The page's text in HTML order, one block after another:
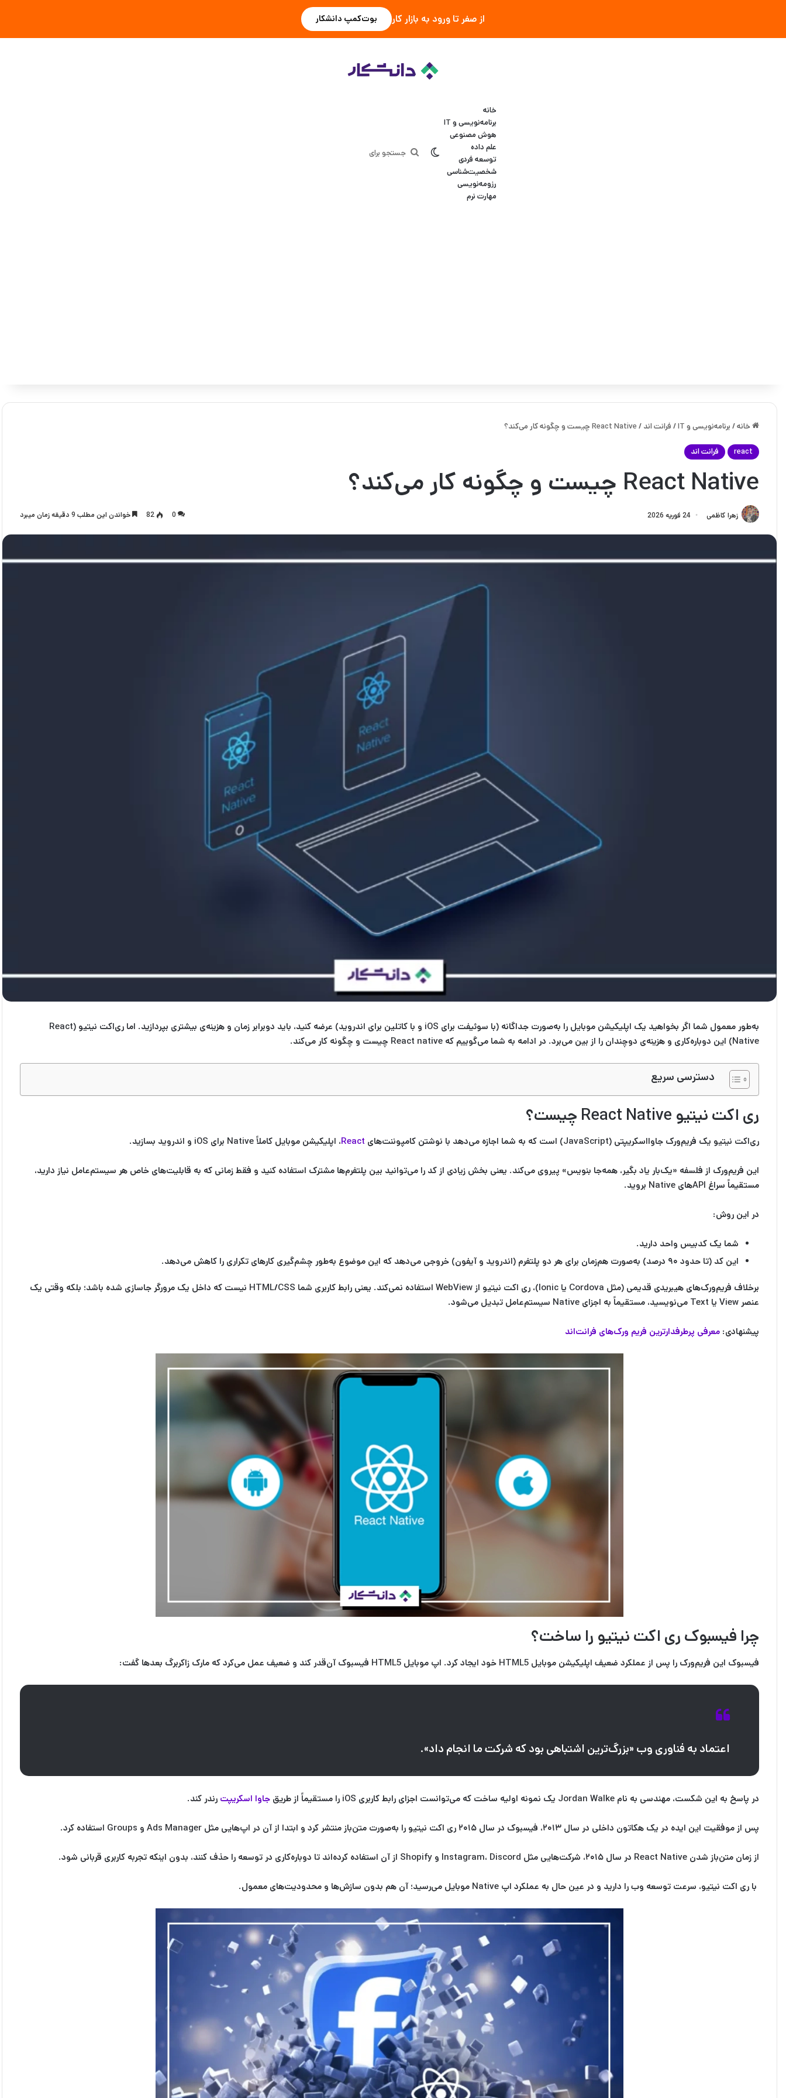
از صفر تا ورود به بازار کار بوت‌کمپ دانشکار
خانه
برنامه‌نویسی و IT
هوش مصنوعی
علم داده
توسعه فردی
شخصیت‌شناسی
رزومه‌نویسی
مهارت نرم
تغییر پوسته
جستجو
خانه/ برنامه‌نویسی و IT / فرانت اند / React Native چیست و چگونه کار می‌کند؟
react فرانت اند
React Native چیست و چگونه کار می‌کند؟
زهرا کاظمی 24 فوریه 2026 0
82 خواندن این مطلب 9 دقیقه زمان میبرد
به‌طور معمول شما اگر بخواهید یک اپلیکیشن موبایل را به‌صورت جداگانه (با سوئیفت برای iOS و با کاتلین برای اندروید) عرضه کنید، باید دوبرابر زمان و هزینه‌ی بیشتری بپردازید. اما ری‌اکت نیتیو (
React
Native) این دوباره‌کاری و هزینه‌ی دوچندان را از بین می‌برد. در ادامه به شما می‌‌گوییم که React native چیست و چگونه کار می‌کند.
دسترسی سریع
ری‌ اکت نیتیو React Native چیست؟
ری‌اکت نیتیو یک فریم‌ورک جاوااسکریپتی (JavaScript) است که به شما اجازه می‌دهد با نوشتن کامپوننت‌های React، اپلیکیشن موبایل کاملاً Native برای iOS و اندروید بسازید.
این فریم‌ورک از فلسفه «یک‌بار یاد بگیر، همه‌جا بنویس» پیروی می‌کند. یعنی بخش زیادی از کد را می‌توانید بین پلتفرم‌ها مشترک استفاده کنید و فقط زمانی که به قابلیت‌های خاص هر سیستم‌عامل نیاز دارید،
مستقیماً سراغ APIهای Native بروید.
در این روش:
شما یک کدبیس واحد دارید.
این کد (تا حدود ۹۰ درصد) به‌صورت هم‌زمان برای هر دو پلتفرم (اندروید و آیفون) خروجی می‌دهد که این موضوع به‌طور چشم‌گیری کارهای تکراری را کاهش می‌دهد.
برخلاف فریم‌ورک‌های هیبریدی قدیمی (مثل Cordova یا Ionic
)، ری اکت نیتیو از WebView استفاده نمی‌کند. یعنی رابط کاربری شما HTML/CSS نیست که داخل یک مرورگر جاسازی شده باشد؛ بلکه وقتی یک
عنصر View یا Text می‌نویسید، مستقیماً به اجزای Native سیستم‌عامل تبدیل می‌شود.
پیشنهادی: معرفی پرطرفدارترین فریم‌ ورک‌های فرانت‌اند
چرا فیسبوک ری‌ اکت نیتیو را ساخت؟
فیسبوک این فریم‌ورک را پس از عملکرد ضعیف اپلیکیشن موبایل HTML5 خود ایجاد کرد. اپ موبایل HTML5 فیسبوک آن‌قدر کند و ضعیف عمل می‌کرد که مارک زاکربرگ بعدها گفت:
اعتماد به فناوری وب «بزرگ‌ترین اشتباهی بود که شرکت ما انجام داد».
در پاسخ به این شکست، مهندسی به نام Jordan Walke یک نمونه اولیه ساخت که می‌توانست اجزای رابط کاربری iOS را مستقیماً از طریق جاوا اسکریپت رندر کند.
پس از موفقیت این ایده در یک هکاتون داخلی در سال ۲۰۱۳، فیسبوک در سال ۲۰۱۵ ری اکت نیتیو را به‌صورت متن‌باز منتشر کرد و ابتدا از آن در اپ‌هایی مثل Ads Manager و Groups استفاده کرد.
از زمان متن‌باز شدن React Native در سال ۲۰۱۵، شرکت‌هایی مثل Instagram، Discord و Shopify از آن استفاده کرده‌اند تا دوباره‌کاری در توسعه را حذف کنند، بدون اینکه تجربه کاربری قربانی شود.
با ری اکت نیتیو، سرعت توسعه وب را دارید و در عین حال به عملکرد اپ Native موبایل می‌رسید؛ آن هم بدون سازش‌ها و محدودیت‌های معمول.